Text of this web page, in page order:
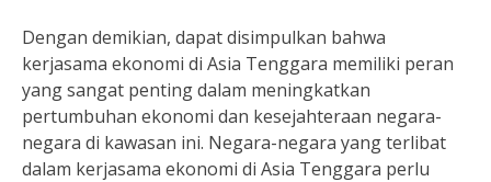
Dengan demikian, dapat disimpulkan bahwa
kerjasama ekonomi di Asia Tenggara memiliki peran
yang sangat penting dalam meningkatkan
pertumbuhan ekonomi dan kesejahteraan negara-
negara di kawasan ini. Negara-negara yang terlibat
dalam kerjasama ekonomi di Asia Tenggara perlu